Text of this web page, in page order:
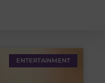
ENTERTAINMENT